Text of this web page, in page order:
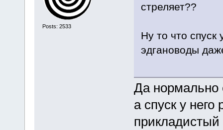
Posts: 2533
стреляет??
Ну то что
эдгановоды
Да нормально
а спуск у
прикладистый